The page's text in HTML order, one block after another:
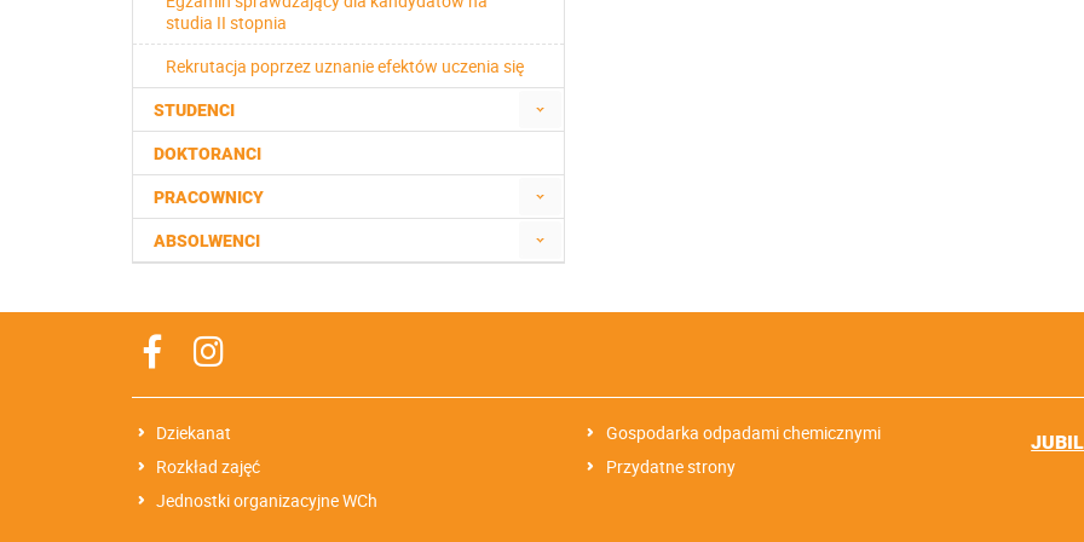
studia II stopnia
Rekrutacja poprzez uznanie efektów uczenia się
STUDENCI
DOKTORANCI
PRACOWNICY
ABSOLWENCI
Dziekanat
Rozkład zajęć
Jednostki organizacyjne WCh
Gospodarka odpadami chemicznymi
Przydatne strony